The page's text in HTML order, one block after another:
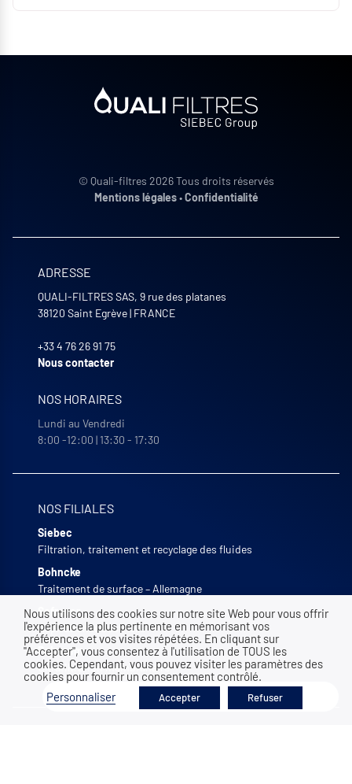
Filtrer
© Quali-filtres 2026 Tous droits réservés
Mentions légales•Confidentialité
ADRESSE
QUALI-FILTRES SAS, 9 rue des platanes
38120 Saint Egrève| FRANCE
+33 4 76 26 91 75
Nous contacter
NOS HORAIRES
Lundi au Vendredi
8:00 -12:00 | 13:30 - 17:30
NOS FILIALES
Siebec
Filtration, traitement et recyclage des fluides
Bohncke
Traitement de surface – Allemagne
Sofraper
Aspiration industrielle
Polymem
Ultrafiltration membranaire
Nous utilisons des cookies sur notre site Web pour vous offrir
l'expérience la plus pertinente en mémorisant vos
préférences et vos visites répétées. En cliquant sur
"Accepter", vous consentez à l'utilisation de TOUS les
cookies. Cependant, vous pouvez visiter les paramètres des
cookies pour fournir un consentement contrôlé.
Personnaliser
Accepter Refuser